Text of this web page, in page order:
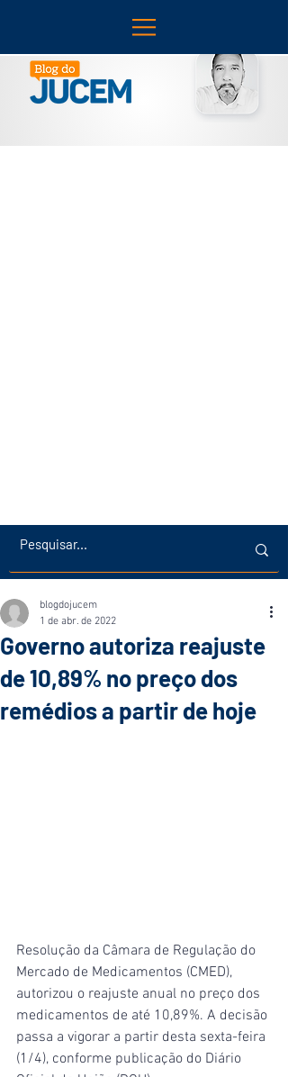
Governo autoriza reajuste
de 10,89% no preço dos
remédios a partir de hoje
blogdojucem
1 de abr. de 2022
Resolução da Câmara de Regulação do
Mercado de Medicamentos (CMED),
autorizou o reajuste anual no preço dos
medicamentos de até 10,89%. A decisão
passa a vigorar a partir desta sexta-feira
(1/4), conforme publicação do Diário